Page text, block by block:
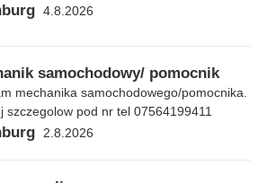
4.8.2026
samochodowy/ pomocnik
mechanika samochodowego/pomocnika.
szczegolow pod nr tel 07564199411
2.8.2026